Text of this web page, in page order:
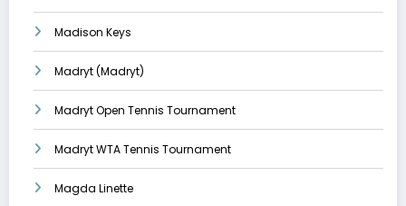
Madison Keys
Madryt (Madryt)
Madryt Open Tennis Tournament
Madryt WTA Tennis Tournament
Magda Linette